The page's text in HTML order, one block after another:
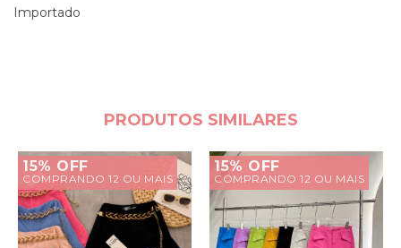
Importado
PRODUTOS SIMILARES
15% OFF
COMPRANDO 12 OU MAIS
15% OFF
COMPRANDO 12 OU MAIS